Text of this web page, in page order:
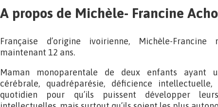
A propos de Michèle- Francine
Française d’origine ivoirienne, Michèle-
maintenant 12 ans.
Maman monoparentale de deux enfants ayant
cérébrale, quadréparésie, déficience
quotidien pour qu’ils puissent développer